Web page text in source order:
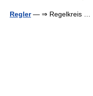
Regler— ⇒ Regelkreis …